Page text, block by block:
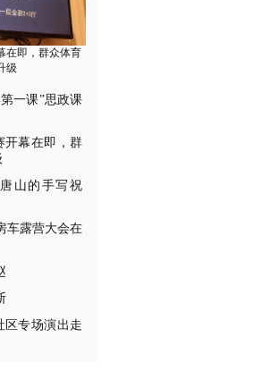
在即，群众体育
级
一课”思政课
开幕在即，群
山的手写祝
车露营大会在
区专场演出走